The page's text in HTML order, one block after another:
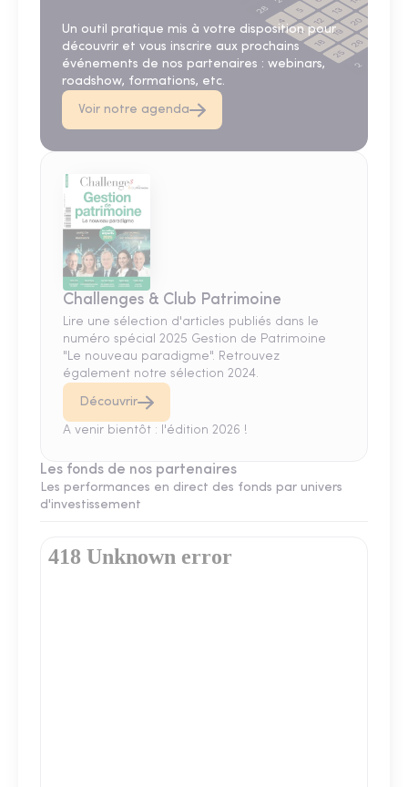
Un outil pratique mis à votre disposition pour
découvrir et vous inscrire aux prochains
événements de nos partenaires : webinars,
roadshow, formations, etc.
Voir notre agenda
Challenges & Club Patrimoine
Lire une sélection d'articles publiés dans le
numéro spécial 2025 Gestion de Patrimoine
"Le nouveau paradigme". Retrouvez
également notre sélection 2024.
Découvrir
A venir bientôt : l'édition 2026 !
Les fonds de nos partenaires
Les performances en direct des fonds par univers
d'investissement